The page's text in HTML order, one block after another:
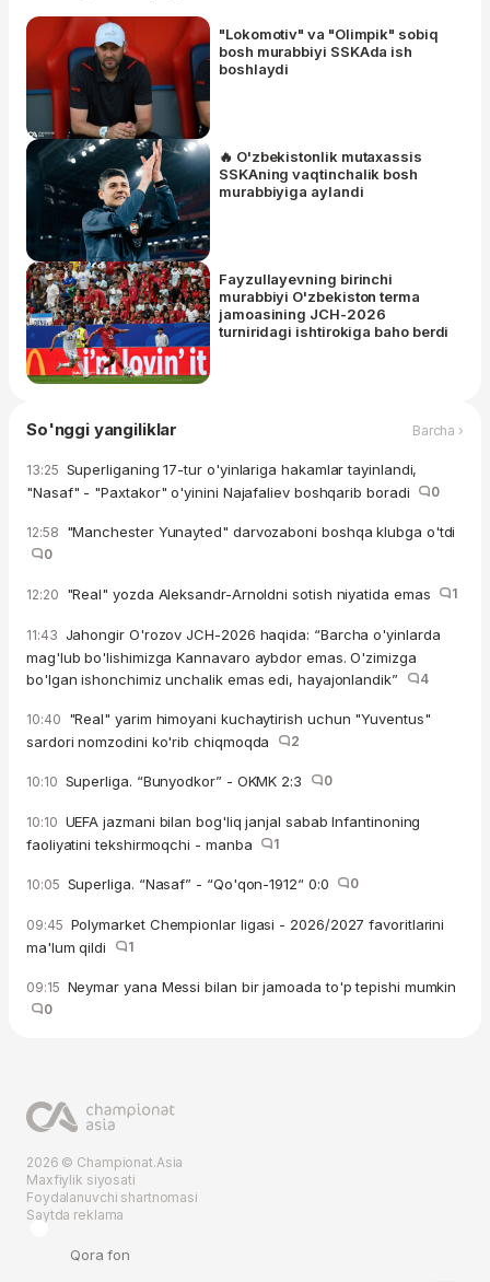
"Lokomotiv" va "Olimpik" sobiq
bosh murabbiyi SSKAda ish
boshlaydi
🔥 O'zbekistonlik mutaxassis
SSKAning vaqtinchalik bosh
murabbiyiga aylandi
Fayzullayevning birinchi
murabbiyi O'zbekiston terma
jamoasining JCH-2026
turniridagi ishtirokiga baho berdi
So'nggi yangiliklar Barcha ›
13:25 Superliganing 17-tur o'yinlariga hakamlar tayinlandi,
"Nasaf" - "Paxtakor" o'yinini Najafaliev boshqarib boradi
0
12:58 "Manchester Yunayted" darvozaboni boshqa klubga o'tdi
0
12:20 "Real" yozda Aleksandr-Arnoldni sotish niyatida emas 1
11:43 Jahongir O'rozov JCH-2026 haqida: “Barcha o'yinlarda
mag'lub bo'lishimizga Kannavaro aybdor emas. O'zimizga
bo'lgan ishonchimiz unchalik emas edi, hayajonlandik”
4
10:40 "Real" yarim himoyani kuchaytirish uchun "Yuventus"
sardori nomzodini ko'rib chiqmoqda
2
10:10 Superliga. “Bunyodkor” - OKMK 2:3 0
10:10 UEFA jazmani bilan bog'liq janjal sabab Infantinoning
faoliyatini tekshirmoqchi - manba
1
10:05 Superliga. “Nasaf” - “Qo'qon-1912“ 0:0 0
09:45 Polymarket Chempionlar ligasi - 2026/2027 favoritlarini
ma'lum qildi
1
09:15 Neymar yana Messi bilan bir jamoada to'p tepishi mumkin
0
2026 © Championat.Asia
Maxfiylik siyosati
Foydalanuvchi shartnomasi
Saytda reklama
Qora fon